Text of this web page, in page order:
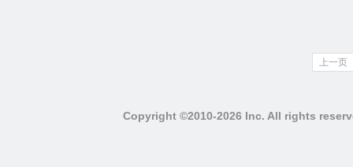
上一页
Copyright ©2010-2026 Inc. All rights